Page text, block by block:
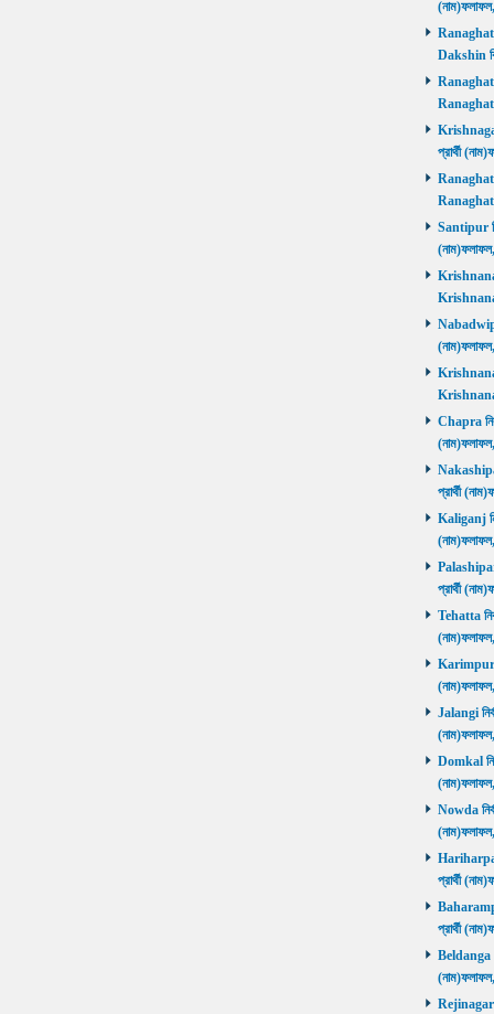
Ranaghat
Dakshin
Ranaghat
Ranaghat
প্রার্থী
Ranaghat
Ranaghat
Santipur
Nabadwip
Chapra
প্রার্থী
Kaliganj
প্রার্থী
Tehatta
Karimpur
Jalangi
Domkal
Nowda
প্রার্থী
প্রার্থী
Beldanga
Rejinagar